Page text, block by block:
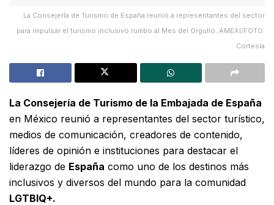
La Consejería de Turismo de España reunió a representantes del sector
para impulsar el turismo inclusivo rumbo al Mes del Orgullo. AMEXI/FOTO:
Cortesía
La Consejería de Turismo de la Embajada de España
en México reunió a representantes del sector turístico,
medios de comunicación, creadores de contenido,
líderes de opinión e instituciones para destacar el
liderazgo de España como uno de los destinos más
inclusivos y diversos del mundo para la comunidad
LGTBIQ+.